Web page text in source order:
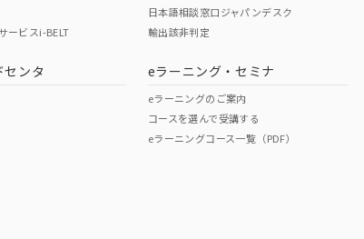
O
があります。
ービスi-BELT
センタ
日本語相談窓口ジャパンデスク
輸出該非判定
eラーニング・セミナ
eラーニングのご案内
コースを選んで受講する
eラーニングコース一覧（PDF）